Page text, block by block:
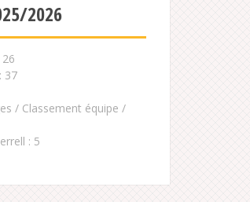
2026
37
/ Classement équipe /
: 5